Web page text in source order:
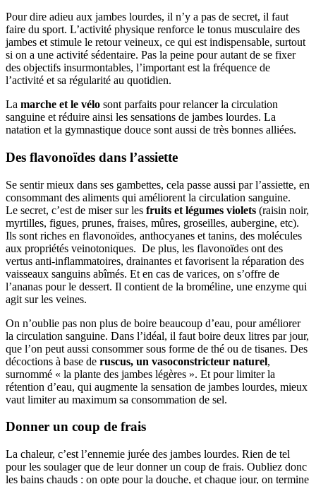
Pour dire adieu aux jambes lourdes, il n’y a pas de secret, il faut
faire du sport. L’activité physique renforce le tonus musculaire des
jambes et stimule le retour veineux, ce qui est indispensable, surtout
si on a une activité sédentaire. Pas la peine pour autant de se fixer
des objectifs insurmontables, l’important est la fréquence de
l’activité et sa régularité au quotidien.
La marche et le vélo sont parfaits pour relancer la circulation
sanguine et réduire ainsi les sensations de jambes lourdes. La
natation et la gymnastique douce sont aussi de très bonnes alliées.
Des flavonoïdes dans l’assiette
Se sentir mieux dans ses gambettes, cela passe aussi par l’assiette, en
consommant des aliments qui améliorent la circulation sanguine.
Le secret, c’est de miser sur les fruits et légumes violets (raisin noir,
myrtilles, figues, prunes, fraises, mûres, groseilles, aubergine, etc).
Ils sont riches en flavonoïdes, anthocyanes et tanins, des molécules
aux propriétés veinotoniques. De plus, les flavonoïdes ont des
vertus anti-inflammatoires, drainantes et favorisent la réparation des
vaisseaux sanguins abîmés. Et en cas de varices, on s’offre de
l’ananas pour le dessert. Il contient de la broméline, une enzyme qui
agit sur les veines.
On n’oublie pas non plus de boire beaucoup d’eau, pour améliorer
la circulation sanguine. Dans l’idéal, il faut boire deux litres par jour,
que l’on peut aussi consommer sous forme de thé ou de tisanes. Des
décoctions à base de ruscus, un vasoconstricteur naturel,
surnommé « la plante des jambes légères ». Et pour limiter la
rétention d’eau, qui augmente la sensation de jambes lourdes, mieux
vaut limiter au maximum sa consommation de sel.
Donner un coup de frais
La chaleur, c’est l’ennemie jurée des jambes lourdes. Rien de tel
pour les soulager que de leur donner un coup de frais. Oubliez donc
les bains chauds : on opte pour la douche, et chaque jour, on termine